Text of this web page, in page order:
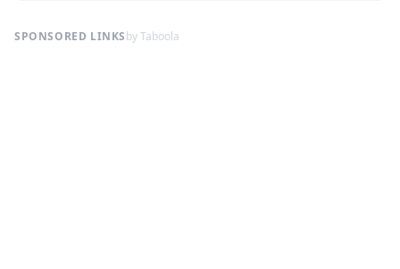
SPONSORED LINKSby Taboola